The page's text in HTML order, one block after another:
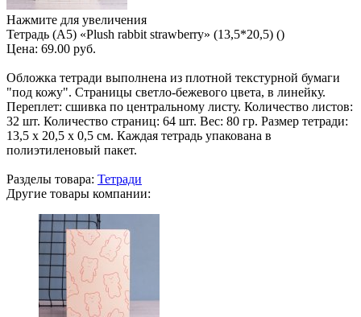
Нажмите для увеличения
Тетрадь (A5) «Plush rabbit strawberry» (13,5*20,5) ()
Цена: 69.00 руб.
Обложка тетради выполнена из плотной текстурной бумаги
"под кожу". Страницы светло-бежевого цвета, в линейку.
Переплет: сшивка по центральному листу. Количество листов:
32 шт. Количество страниц: 64 шт. Вес: 80 гр. Размер тетради:
13,5 х 20,5 х 0,5 см. Каждая тетрадь упакована в
полиэтиленовый пакет.
Разделы товара: Тетради
Другие товары компании: